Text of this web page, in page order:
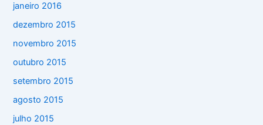
janeiro 2016
dezembro 2015
novembro 2015
outubro 2015
setembro 2015
agosto 2015
julho 2015